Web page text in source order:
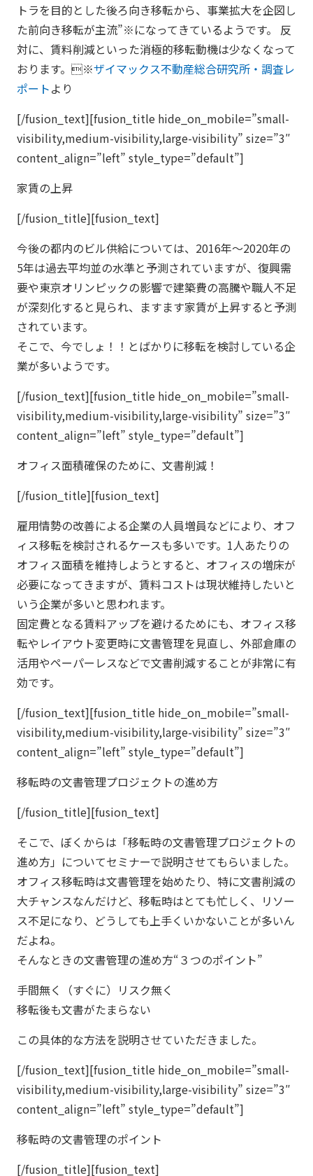
トラを目的とした後ろ向き移転から、事業拡大を企図し
た前向き移転が主流”※になってきているようです。 反
対に、賃料削減といった消極的移転動機は少なくなって
おります。※ザイマックス不動産総合研究所・調査レ
ポートより
[/fusion_text][fusion_title hide_on_mobile=”small-
visibility,medium-visibility,large-visibility” size=”3″
content_align=”left” style_type=”default”]
家賃の上昇
[/fusion_title][fusion_text]
今後の都内のビル供給については、2016年～2020年の
5年は過去平均並の水準と予測されていますが、復興需
要や東京オリンピックの影響で建築費の高騰や職人不足
が深刻化すると見られ、ますます家賃が上昇すると予測
されています。
そこで、今でしょ！！とばかりに移転を検討している企
業が多いようです。
[/fusion_text][fusion_title hide_on_mobile=”small-
visibility,medium-visibility,large-visibility” size=”3″
content_align=”left” style_type=”default”]
オフィス面積確保のために、文書削減！
[/fusion_title][fusion_text]
雇用情勢の改善による企業の人員増員などにより、オフ
ィス移転を検討されるケースも多いです。1人あたりの
オフィス面積を維持しようとすると、オフィスの増床が
必要になってきますが、賃料コストは現状維持したいと
いう企業が多いと思われます。
固定費となる賃料アップを避けるためにも、オフィス移
転やレイアウト変更時に文書管理を見直し、外部倉庫の
活用やペーパーレスなどで文書削減することが非常に有
効です。
[/fusion_text][fusion_title hide_on_mobile=”small-
visibility,medium-visibility,large-visibility” size=”3″
content_align=”left” style_type=”default”]
移転時の文書管理プロジェクトの進め方
[/fusion_title][fusion_text]
そこで、ぼくからは「移転時の文書管理プロジェクトの
進め方」についてセミナーで説明させてもらいました。
オフィス移転時は文書管理を始めたり、特に文書削減の
大チャンスなんだけど、移転時はとても忙しく、リソー
ス不足になり、どうしても上手くいかないことが多いん
だよね。
そんなときの文書管理の進め方“３つのポイント”
手間無く（すぐに） リスク無く
移転後も文書がたまらない
この具体的な方法を説明させていただきました。
[/fusion_text][fusion_title hide_on_mobile=”small-
visibility,medium-visibility,large-visibility” size=”3″
content_align=”left” style_type=”default”]
移転時の文書管理のポイント
[/fusion_title][fusion_text]